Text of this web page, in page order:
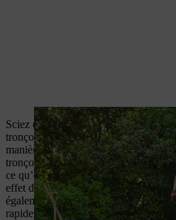
Sciez ensuite la souche d’arbre en
tronçonneuse, en formant des croix
manière à obtenir une sorte de
tronçonneuse lors du sciage, mais
ce qu’elle scie avec la chaîne en
effet de rebond et vous voulez
également de scier dans le sol, sinon
rapidement.